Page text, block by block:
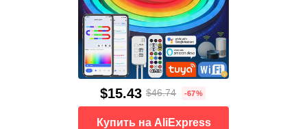
$15.43 $46.74 -67%
Купить на AliExpress